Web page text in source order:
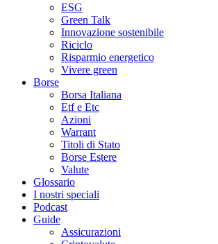
ESG
Green Talk
Innovazione sostenibile
Riciclo
Risparmio energetico
Vivere green
Borse
Borsa Italiana
Etf e Etc
Azioni
Warrant
Titoli di Stato
Borse Estere
Valute
Glossario
I nostri speciali
Podcast
Guide
Assicurazioni